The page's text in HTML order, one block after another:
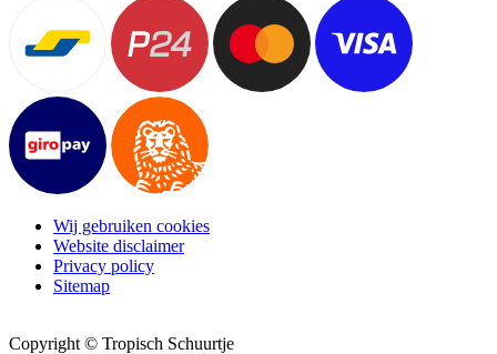
Wij gebruiken cookies
Website disclaimer
Privacy policy
Sitemap
Copyright © Tropisch Schuurtje